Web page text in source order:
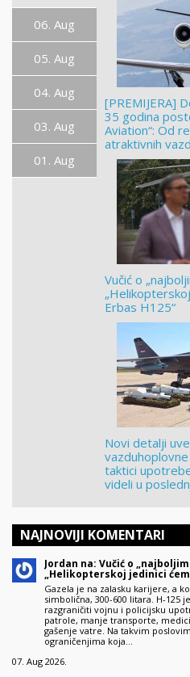
06. Aug
05. Aug
04. Aug
03. Aug
01. Aug
[PREMIJERA]
35 godina
Aviation“: Od
atraktivnih
Vučić o
Erbas H125“
Novi detalji
taktici
videli u
NAJNOVIJI KOMENTARI
Jordan na: Vučić o
„Helikopterskoj jedinici
Gazela je na zalasku karijere, a
simbolična, 300-600 litara. H-125
razgraničiti vojnu i policijsku
patrole, manje transporte,
gašenje vatre. Na takvim
ograničenjima koja…
07. Aug 2026.